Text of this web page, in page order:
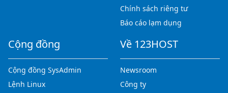
Chính sách riêng tư
Báo cáo lạm dụng
Cộng đồng
Cộng đồng SysAdmin
Lệnh Linux
Về 123HOST
Newsroom
Công ty